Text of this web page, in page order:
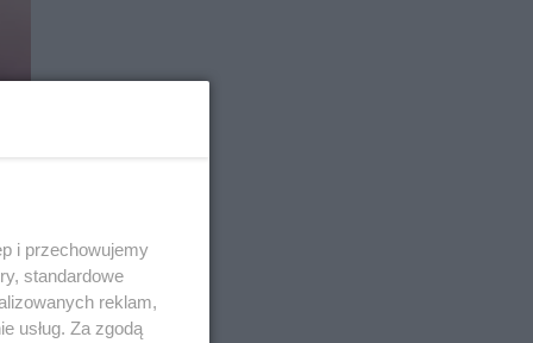
i przechowujemy
standardowe
reklam,
usług. Za zgodą